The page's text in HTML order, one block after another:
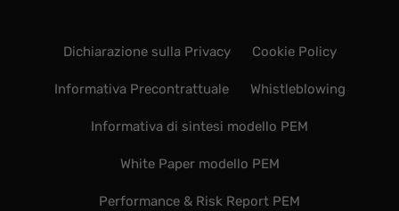
Dichiarazione sulla Privacy Cookie Policy
Informativa Precontrattuale Whistleblowing
Informativa di sintesi modello PEM
White Paper modello PEM
Performance & Risk Report PEM